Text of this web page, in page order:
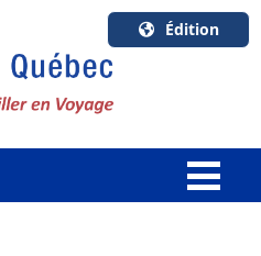
Édition
U.S.A.
English
Canada